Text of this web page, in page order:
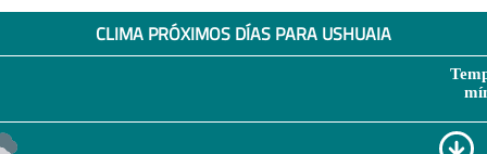
CLIMA PRÓXIMOS DÍAS PARA USHUAIA